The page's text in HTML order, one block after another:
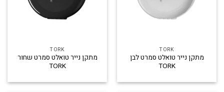
TORK
מתקן נייר טואלט סמרט לבן
TORK
TORK
מתקן נייר טואלט סמרט שחור
TORK